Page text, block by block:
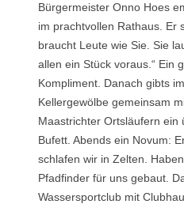
Bürgermeister Onno Hoes
im prachtvollen Rathaus. Er
braucht Leute wie Sie. Sie
allen ein Stück voraus.“ Ein
Kompliment. Danach gibts im
Kellergewölbe gemeinsam
Maastrichter Ortsläufern ein
Bufett. Abends ein Novum:
schlafen wir in Zelten.
Pfadfinder für uns gebaut.
Wassersportclub mit